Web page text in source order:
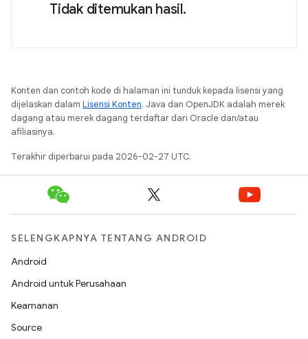
Tidak ditemukan hasil.
Konten dan contoh kode di halaman ini tunduk kepada lisensi yang
dijelaskan dalam Lisensi Konten. Java dan OpenJDK adalah merek
dagang atau merek dagang terdaftar dari Oracle dan/atau
afiliasinya.
Terakhir diperbarui pada 2026-02-27 UTC.
SELENGKAPNYA TENTANG ANDROID
Android
Android untuk Perusahaan
Keamanan
Source